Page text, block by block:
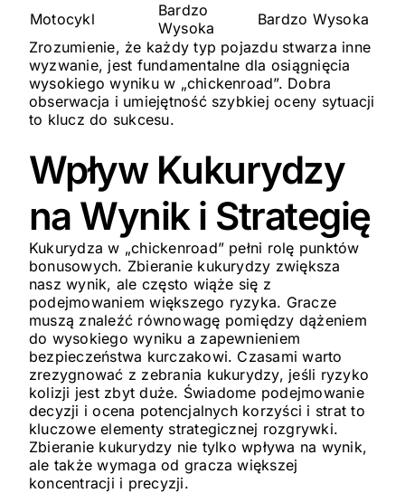
Motocykl
Bardzo
Wysoka
Bardzo Wysoka
Zrozumienie, że każdy typ pojazdu stwarza inne
wyzwanie, jest fundamentalne dla osiągnięcia
wysokiego wyniku w „chickenroad”. Dobra
obserwacja i umiejętność szybkiej oceny sytuacji
to klucz do sukcesu.
Wpływ Kukurydzy
na Wynik i Strategię
Kukurydza w „chickenroad” pełni rolę punktów
bonusowych. Zbieranie kukurydzy zwiększa
nasz wynik, ale często wiąże się z
podejmowaniem większego ryzyka. Gracze
muszą znaleźć równowagę pomiędzy dążeniem
do wysokiego wyniku a zapewnieniem
bezpieczeństwa kurczakowi. Czasami warto
zrezygnować z zebrania kukurydzy, jeśli ryzyko
kolizji jest zbyt duże. Świadome podejmowanie
decyzji i ocena potencjalnych korzyści i strat to
kluczowe elementy strategicznej rozgrywki.
Zbieranie kukurydzy nie tylko wpływa na wynik,
ale także wymaga od gracza większej
koncentracji i precyzji.